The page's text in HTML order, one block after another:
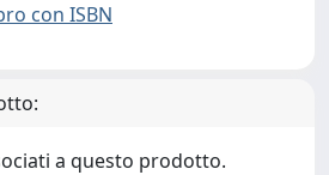
con ISBN
a questo prodotto.